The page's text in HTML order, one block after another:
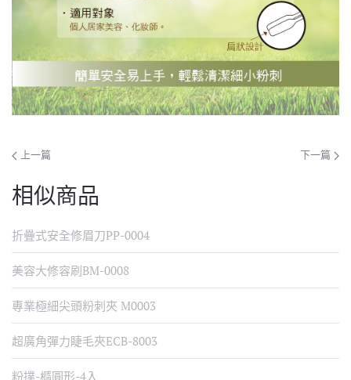
上一篇 下一篇
相似商品
折疊式安全修眉刀PP-0004
美容大修容刷BM-0008
專業極細尖頭粉刺夾 M0003
超廣角彈力睫毛夾ECB-8003
粉撲-橢圓形-4入